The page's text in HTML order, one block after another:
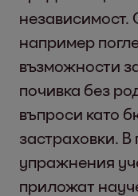
например
възможности
почивка без
въпроси като
застраховки. В
упражнения
приложат